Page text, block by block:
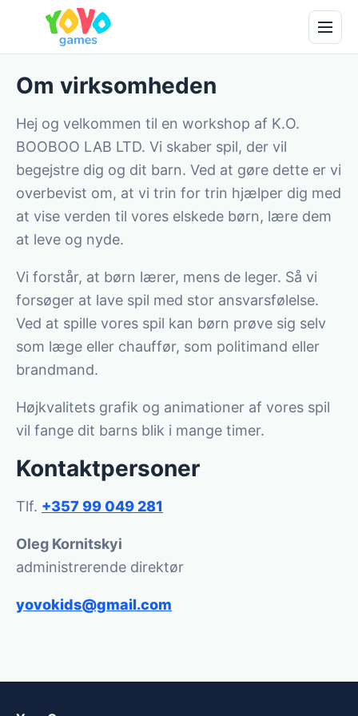
Om virksomheden
Hej og velkommen til en workshop af K.O.
BOOBOO LAB LTD. Vi skaber spil, der vil
begejstre dig og dit barn. Ved at gøre dette er vi
overbevist om, at vi trin for trin hjælper dig med
at vise verden til vores elskede børn, lære dem
at leve og nyde.
Vi forstår, at børn lærer, mens de leger. Så vi
forsøger at lave spil med stor ansvarsfølelse.
Ved at spille vores spil kan børn prøve sig selv
som læge eller chauffør, som politimand eller
brandmand.
Højkvalitets grafik og animationer af vores spil
vil fange dit barns blik i mange timer.
Kontaktpersoner
Tlf. +357 99 049 281
Oleg Kornitskyi
administrerende direktør
yovokids@gmail.com